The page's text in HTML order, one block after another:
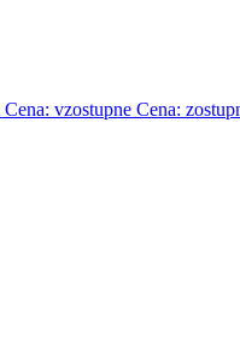
Cena: vzostupne Cena: